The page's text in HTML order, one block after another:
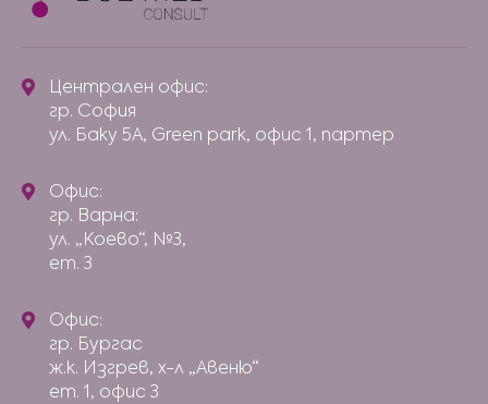
Централен офис:
гр. София
ул. Баку 5А, Green park, офис 1, партер
Офис:
гр. Варна:
ул. „Коево“, №3,
ет. 3
Офис:
гр. Бургас
ж.к. Изгрев, х-л „Авеню“
ет. 1, офис 3